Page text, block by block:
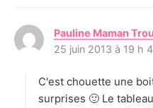
Pauline Maman
25 juin 2013 à 19 h
C'est chouette une
surprises 🙂 Le